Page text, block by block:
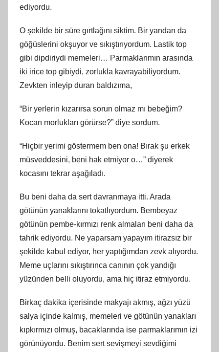
ediyordu.
O şekilde bir süre gırtlağını siktim. Bir yandan da
göğüslerini okşuyor ve sıkıştırıyordum. Lastik top
gibi dipdiriydi memeleri… Parmaklarımın arasında
iki irice top gibiydi, zorlukla kavrayabiliyordum.
Zevkten inleyip duran baldızıma,
“Bir yerlerin kızarırsa sorun olmaz mı bebeğim?
Kocan morlukları görürse?” diye sordum.
“Hiçbir yerimi göstermem ben ona! Bırak şu erkek
müsveddesini, beni hak etmiyor o…” diyerek
kocasını tekrar aşağıladı.
Bu beni daha da sert davranmaya itti. Arada
götünün yanaklarını tokatlıyordum. Bembeyaz
götünün pembe-kırmızı renk almaları beni daha da
tahrik ediyordu. Ne yaparsam yapayım itirazsız bir
şekilde kabul ediyor, her yaptığımdan zevk alıyordu.
Meme uçlarını sıkıştırınca canının çok yandığı
yüzünden belli oluyordu, ama hiç itiraz etmiyordu.
Birkaç dakika içerisinde makyajı akmış, ağzı yüzü
salya içinde kalmış, memeleri ve götünün yanakları
kıpkırmızı olmuş, bacaklarında ise parmaklarımın izi
görünüyordu. Benim sert sevişmeyi sevdiğimi